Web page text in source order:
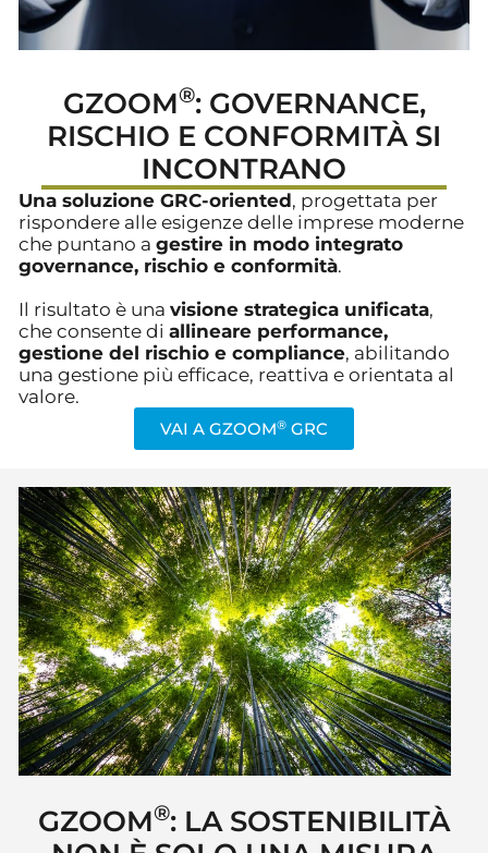
GZOOM®: GOVERNANCE,
RISCHIO E CONFORMITÀ SI
INCONTRANO
Una soluzione GRC-oriented, progettata per
rispondere alle esigenze delle imprese moderne
che puntano a gestire in modo integrato
governance, rischio e conformità.
Il risultato è una visione strategica unificata,
che consente di allineare performance,
gestione del rischio e compliance, abilitando
una gestione più efficace, reattiva e orientata al
valore.
VAI A GZOOM® GRC
GZOOM®: LA SOSTENIBILITÀ